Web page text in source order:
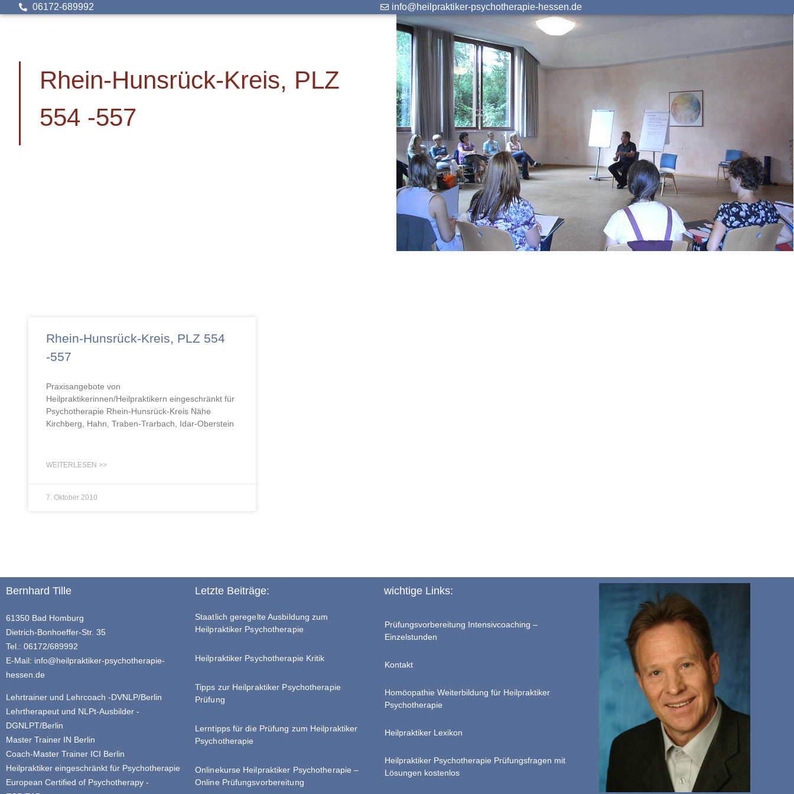
06172-689992 info@heilpraktiker-psychotherapie-hessen.de
Rhein-Hunsrück-Kreis, PLZ
554 -557
Rhein-Hunsrück-Kreis, PLZ 554
-557
Praxisangebote von
Heilpraktikerinnen/Heilpraktikern eingeschränkt für
Psychotherapie Rhein-Hunsrück-Kreis Nähe
Kirchberg, Hahn, Traben-Trarbach, Idar-Oberstein
WEITERLESEN >>
7. Oktober 2010
Bernhard Tille
61350 Bad Homburg
Dietrich-Bonhoeffer-Str. 35
Tel.: 06172/689992
E-Mail: info@heilpraktiker-psychotherapie-
hessen.de
Lehrtrainer und Lehrcoach -DVNLP/Berlin
Lehrtherapeut und NLPt-Ausbilder -
DGNLPT/Berlin
Master Trainer IN Berlin
Coach-Master Trainer ICI Berlin
Heilpraktiker eingeschränkt für Psychotherapie
European Certified of Psychotherapy -
Letzte Beiträge:
Staatlich geregelte Ausbildung zum
Heilpraktiker Psychotherapie
Heilpraktiker Psychotherapie Kritik
Tipps zur Heilpraktiker Psychotherapie
Prüfung
Lerntipps für die Prüfung zum Heilpraktiker
Psychotherapie
Onlinekurse Heilpraktiker Psychotherapie –
Online Prüfungsvorbereitung
wichtige Links:
Prüfungsvorbereitung Intensivcoaching –
Einzelstunden
Kontakt
Homöopathie Weiterbildung für Heilpraktiker
Psychotherapie
Heilpraktiker Lexikon
Heilpraktiker Psychotherapie Prüfungsfragen mit
Lösungen kostenlos